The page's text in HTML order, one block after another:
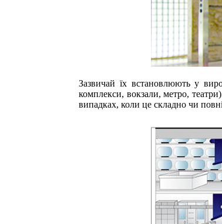
Зазвичай їх встановлюють у
комплекси, вокзали, метро,
випадках, коли це складно чи